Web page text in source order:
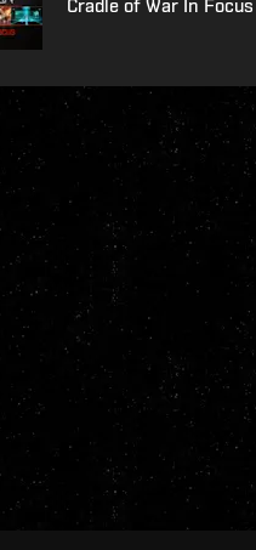
Cradle of War In Focus